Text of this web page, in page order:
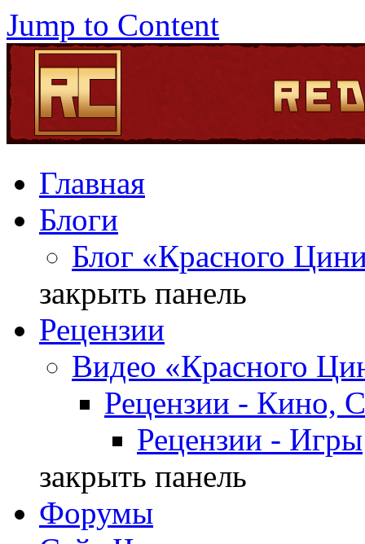
Jump to Content
Главная
Блоги
Блог «Красного
закрыть панель
Рецензии
Видео «Красного
Рецензии - Кино,
Рецензии - Игры
закрыть панель
Форумы